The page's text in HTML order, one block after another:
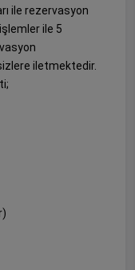
ile rezervasyon
ile 5
iletmektedir.